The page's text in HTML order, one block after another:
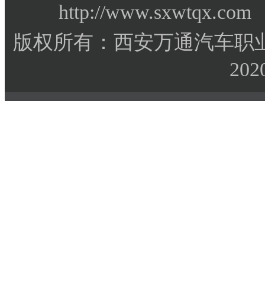
http://
版权所有：西安万通汽车